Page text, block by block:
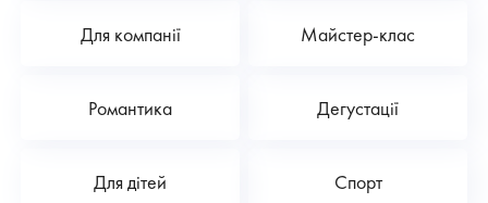
Для компанії Майстер-клас
Романтика Дегустації
Для дітей Спорт